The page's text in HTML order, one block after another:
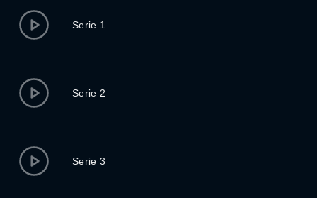
Serie 1
Serie 2
Serie 3